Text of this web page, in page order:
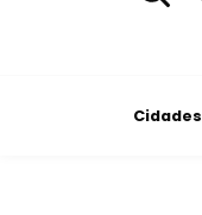
Cidades